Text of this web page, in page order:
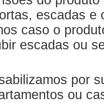
escadas e
caso o
escadas ou
por
ou